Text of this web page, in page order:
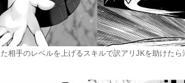
相手のレベルを上げるスキルで訳アリJKを助けた